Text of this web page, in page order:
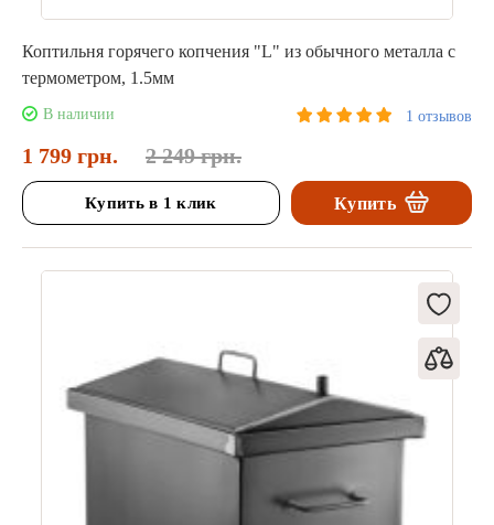
Коптильня горячего копчения "L" из обычного металла с
термометром, 1.5мм
В наличии 1 отзывов
1 799 грн. 2 249 грн.
Купить в 1 клик Купить